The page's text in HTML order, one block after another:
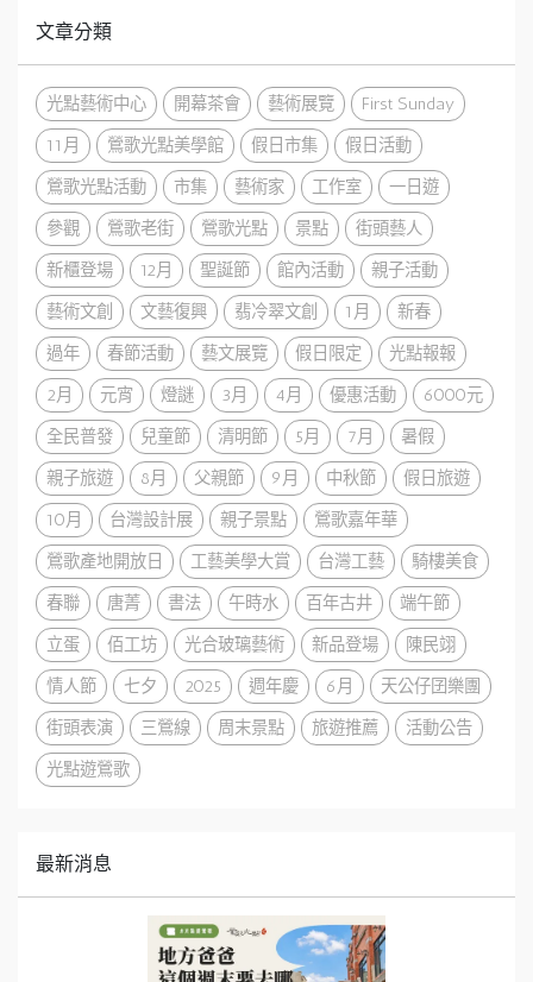
文章分類
光點藝術中心 開幕茶會 藝術展覽
First Sunday
11月
鶯歌光點美學館 假日市集
假日活動
鶯歌光點活動
市集 藝術家 工作室
一日遊
參觀
鶯歌老街 鶯歌光點 景點
街頭藝人
新櫃登場
12月 聖誕節 館內活動
親子活動
藝術文創
文藝復興 翡冷翠文創 1月
新春
過年
春節活動 藝文展覽 假日限定
光點報報
2月
元宵 燈謎 3月 4月 優惠活動
6000元
全民普發
兒童節 清明節 5月 7月
暑假
親子旅遊
8月 父親節 9月 中秋節
假日旅遊
10月
台灣設計展 親子景點
鶯歌嘉年華
鶯歌產地開放日
工藝美學大賞 台灣工藝
騎樓美食
春聯
唐菁 書法 午時水 百年古井
端午節
立蛋
佰工坊 光合玻璃藝術 新品登場
陳民翊
情人節
七夕 2025 週年慶 6月
天公仔囝樂團
街頭表演
三鶯線 周末景點 旅遊推薦
活動公告
光點遊鶯歌
最新消息